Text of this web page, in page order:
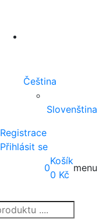
Čeština
Slovenština
Registrace
Přihlásit se
0
Košík
0 Kč
menu